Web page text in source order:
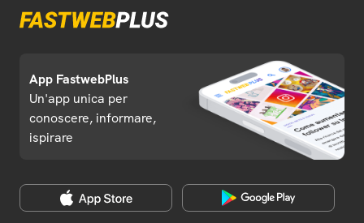
App FastwebPlus
Un'app unica per
conoscere, informare,
ispirare